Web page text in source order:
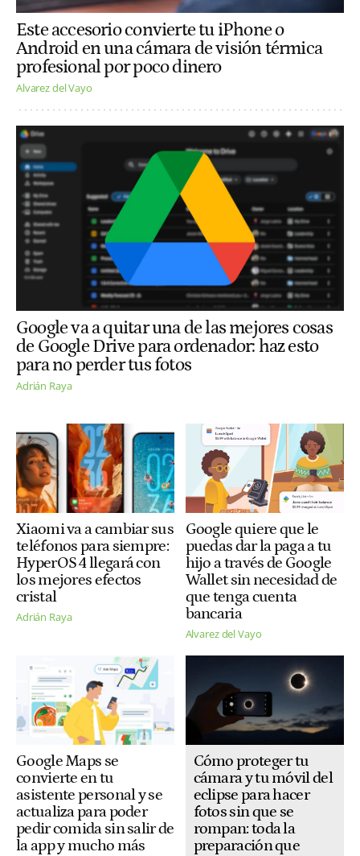
Este accesorio convierte tu iPhone o
Android en una cámara de visión térmica
profesional por poco dinero
Alvarez del Vayo
Google va a quitar una de las mejores cosas
de Google Drive para ordenador: haz esto
para no perder tus fotos
Adrián Raya
Xiaomi va a cambiar sus
teléfonos para siempre:
HyperOS 4 llegará con
los mejores efectos
cristal
Adrián Raya
Google quiere que le
puedas dar la paga a tu
hijo a través de Google
Wallet sin necesidad de
que tenga cuenta
bancaria
Alvarez del Vayo
Google Maps se
convierte en tu
asistente personal y se
actualiza para poder
pedir comida sin salir de
la app y mucho más
Cómo proteger tu
cámara y tu móvil del
eclipse para hacer
fotos sin que se
rompan: toda la
preparación que